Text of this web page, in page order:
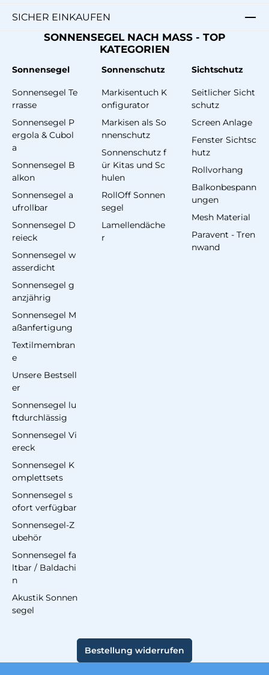
SICHER EINKAUFEN
SONNENSEGEL NACH MASS - TOP
KATEGORIEN
Sonnensegel
Sonnensegel Te
rrasse
Sonnensegel P
ergola & Cubol
a
Sonnensegel B
alkon
Sonnensegel a
ufrollbar
Sonnensegel D
reieck
Sonnensegel w
asserdicht
Sonnensegel g
anzjährig
Sonnensegel M
aßanfertigung
Textilmembran
e
Unsere Bestsell
er
Sonnensegel lu
ftdurchlässig
Sonnensegel Vi
ereck
Sonnensegel K
omplettsets
Sonnensegel s
ofort verfügbar
Sonnensegel-Z
ubehör
Sonnensegel fa
ltbar / Baldachi
n
Akustik Sonnen
segel
Sonnenschutz
Markisentuch K
onfigurator
Markisen als So
nnenschutz
Sonnenschutz f
ür Kitas und Sc
hulen
RollOff Sonnen
segel
Lamellendäche
r
Sichtschutz
Seitlicher Sicht
schutz
Screen Anlage
Fenster Sichtsc
hutz
Rollvorhang
Balkonbespann
ungen
Mesh Material
Paravent - Tren
nwand
Bestellung widerrufen